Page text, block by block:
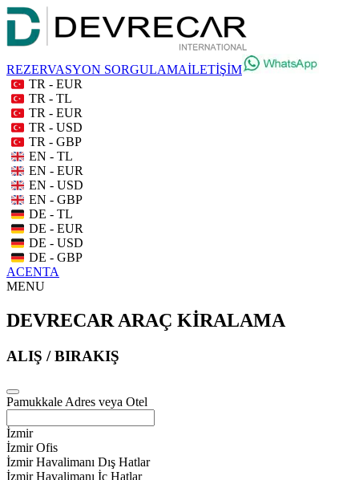
REZERVASYON SORGULAMAİLETİŞİM
TR - EUR
TR - TL
TR - EUR
TR - USD
TR - GBP
EN - TL
EN - EUR
EN - USD
EN - GBP
DE - TL
DE - EUR
DE - USD
DE - GBP
ACENTA
MENU
DEVRECAR ARAÇ KİRALAMA
ALIŞ / BIRAKIŞ
Pamukkale Adres veya Otel
İzmir
İzmir Ofis
İzmir Havalimanı Dış Hatlar
İzmir Havalimanı İç Hatlar